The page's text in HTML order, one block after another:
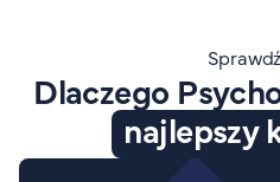
Dlaczego
najlepszy